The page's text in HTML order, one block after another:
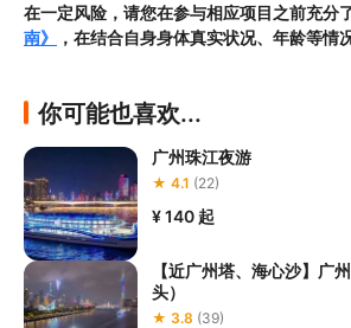
在一定风险，请您在参与相应项目之前充分
南》
，在结合自身身体真实状况、年龄等情
伤，不适宜接触水的游客不得参加本项目
您是否符合出行要求；
4.无论您是否具备游泳能力，请您在参加项
应的安全器具并听从现场工作人员的指挥，
落等意外事件；
5.请您在预定前向客服工作人员了解参与本
要求，否则预定失败的风险由您本人自行承担
6.室外水上运动受天气影响较大，旅行社将
你可能也喜欢...
广州珠江夜游
★ 4.1 (22)
¥ 140 起
【近广州塔、海心沙】广
头）
★ 3.8 (39)